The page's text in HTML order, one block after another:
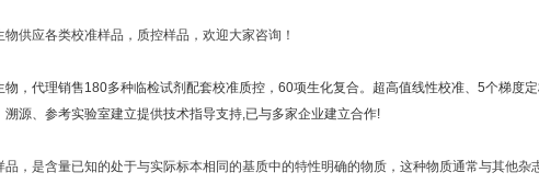
物供应各类校准样品，质控样品，欢迎大家咨询！
物，代理销售180多种临检试剂配套校准质控，60项生化复合。超高值线性校准、5个梯度
溯源、参考实验室建立提供技术指导支持,已与多家企业建立合作!
品，是含量已知的处于与实际标本相同的基质中的特性明确的物质，这种物质通常与其他